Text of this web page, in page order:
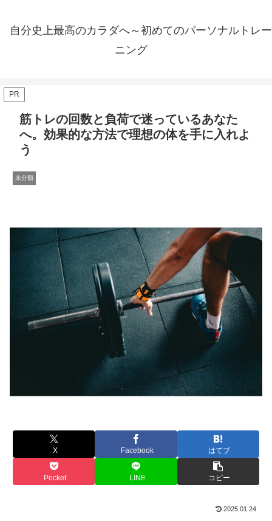
自分史上最高のカラダへ～初めてのパーソナルトレー
ニング
PR
筋トレの回数と負荷で迷っているあなた
へ。効果的な方法で理想の体を手に入れよ
う
未分類
X Facebook はてブ
Pocket LINE コピー
2025.01.24